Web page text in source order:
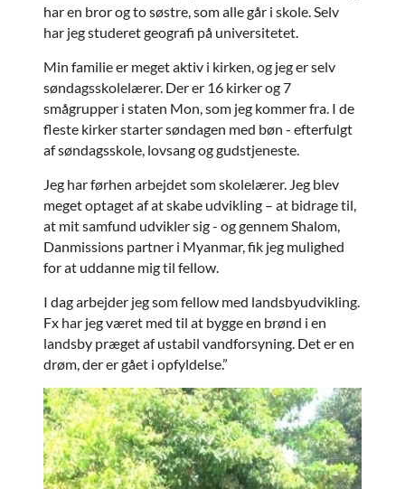
har en bror og to søstre, som alle går i skole. Selv
har jeg studeret geografi på universitetet.
Min familie er meget aktiv i kirken, og jeg er selv
søndagsskolelærer. Der er 16 kirker og 7
smågrupper i staten Mon, som jeg kommer fra. I de
fleste kirker starter søndagen med bøn - efterfulgt
af søndagsskole, lovsang og gudstjeneste.
Jeg har førhen arbejdet som skolelærer. Jeg blev
meget optaget af at skabe udvikling – at bidrage til,
at mit samfund udvikler sig - og gennem Shalom,
Danmissions partner i Myanmar, fik jeg mulighed
for at uddanne mig til fellow.
I dag arbejder jeg som fellow med landsbyudvikling.
Fx har jeg været med til at bygge en brønd i en
landsby præget af ustabil vandforsyning. Det er en
drøm, der er gået i opfyldelse.”